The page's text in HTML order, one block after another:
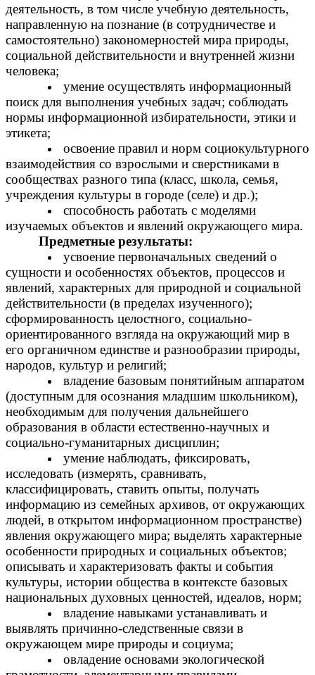
деятельность, в том числе учебную деятельность,
направленную на познание (в сотрудничестве и
самостоятельно) закономерностей мира природы,
социальной действительности и внутренней жизни
человека;
умение осуществлять информационный
поиск для выполнения учебных задач; соблюдать
нормы информационной избирательности, этики и
этикета;
освоение правил и норм социокультурного
взаимодействия со взрослыми и сверстниками в
сообществах разного типа (класс, школа, семья,
учреждения культуры в городе (селе) и др.);
способность работать с моделями
изучаемых объектов и явлений окружающего мира.
Предметные результаты:
усвоение первоначальных сведений о
сущности и особенностях объектов, процессов и
явлений, характерных для природной и социальной
действительности (в пределах изученного);
сформированность целостного, социально-
ориентированного взгляда на окружающий мир в
его органичном единстве и разнообразии природы,
народов, культур и религий;
владение базовым понятийным аппаратом
(доступным для осознания младшим школьником),
необходимым для получения дальнейшего
образования в области естественно-научных и
социально-гуманитарных дисциплин;
умение наблюдать, фиксировать,
исследовать (измерять, сравнивать,
классифицировать, ставить опыты, получать
информацию из семейных архивов, от окружающих
людей, в открытом информационном пространстве)
явления окружающего мира; выделять характерные
особенности природных и социальных объектов;
описывать и характеризовать факты и события
культуры, истории общества в контексте базовых
национальных духовных ценностей, идеалов, норм;
владение навыками устанавливать и
выявлять причинно-следственные связи в
окружающем мире природы и социума;
овладение основами экологической